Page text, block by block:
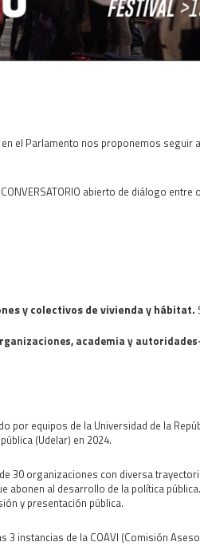
el Parlamento nos proponemos
abierto de diálogo
y colectivos de vivienda y hábitat.
academia y
por equipos de la Universidad de la
(Udelar) en 2024.
30 organizaciones con diversa
abonen al desarrollo de la política
y presentación pública.
instancias de la COAVI (Comisión